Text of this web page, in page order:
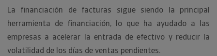
La financiación de facturas sigue siendo la principal
herramienta de financiación, lo que ha ayudado a las
empresas a acelerar la entrada de efectivo y reducir la
volatilidad de los días de ventas pendientes.